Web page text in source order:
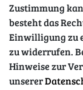
Zustimmung
besteht das
Einwilligung zu
zu widerrufen.
Hinweise zur
unserer